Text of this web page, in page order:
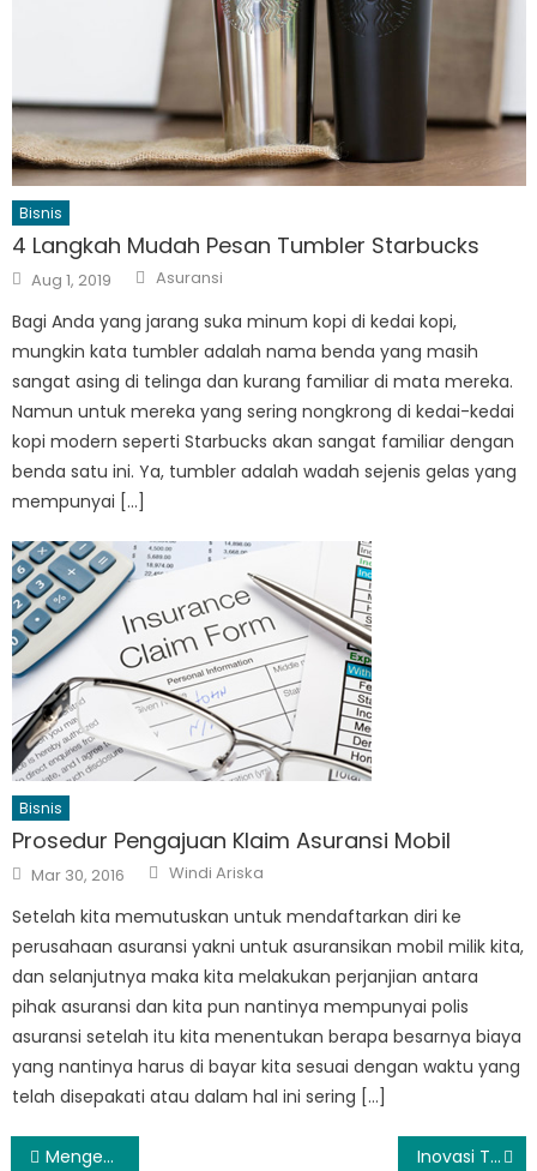
Bisnis
4 Langkah Mudah Pesan Tumbler Starbucks
Posted
on
Aug 1, 2019 Author
Asuransi
Bagi Anda yang jarang suka minum kopi di kedai kopi,
mungkin kata tumbler adalah nama benda yang masih
sangat asing di telinga dan kurang familiar di mata mereka.
Namun untuk mereka yang sering nongkrong di kedai-kedai
kopi modern seperti Starbucks akan sangat familiar dengan
benda satu ini. Ya, tumbler adalah wadah sejenis gelas yang
mempunyai […]
Bisnis
Prosedur Pengajuan Klaim Asuransi Mobil
Posted
on
Mar 30, 2016 Author
Windi Ariska
Setelah kita memutuskan untuk mendaftarkan diri ke
perusahaan asuransi yakni untuk asuransikan mobil milik kita,
dan selanjutnya maka kita melakukan perjanjian antara
pihak asuransi dan kita pun nantinya mempunyai polis
asuransi setelah itu kita menentukan berapa besarnya biaya
yang nantinya harus di bayar kita sesuai dengan waktu yang
telah disepakati atau dalam hal ini sering […]
Post
Mengenal Manfaat dan Kegunaan Kran Shower Kamar Mandi Inovasi Terbaru di Industri Otomotif: Transformasi Mobil Listrik dan Teknologi Canggih